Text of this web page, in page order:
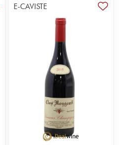
E-CAVISTE